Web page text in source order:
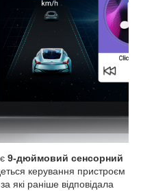
9-дюймовий сенсорний
керування пристроєм
які раніше відповідала